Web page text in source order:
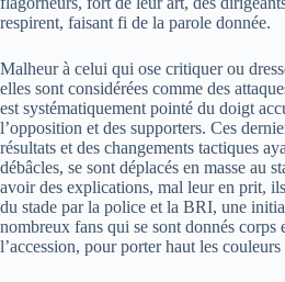
respirent, faisant fi de la parole donnée.
Malheur à celui qui ose critiquer ou
elles sont considérées comme des
est systématiquement pointé du doigt
l’opposition et des supporters. Ces
résultats et des changements tactiques
débâcles, se sont déplacés en masse au
avoir des explications, mal leur en prit,
du stade par la police et la BRI, une
nombreux fans qui se sont donnés corps
l’accession, pour porter haut les